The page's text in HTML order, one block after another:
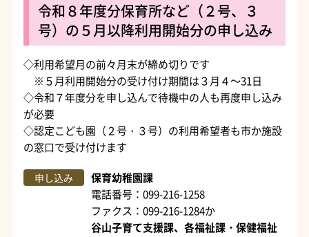
令和８年度分保育所など（２号、３
号）の５月以降利用開始分の申し込み
◇利用希望月の前々月末が締め切りです
※５月利用開始分の受け付け期間は３月４～31日
◇令和７年度分を申し込んで待機中の人も再度申し込み
が必要
◇認定こども園（２号・３号）の利用希望者も市か施設
の窓口で受け付けます
申し込み
保育幼稚園課
電話番号：099-216-1258
ファクス：099-216-1284か
谷山子育て支援課、各福祉課・保健福祉